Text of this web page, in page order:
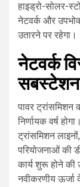
हाइड्रो-सोलर-
नेटवर्क और
उतारने पर रहेगा।
नेटवर्क
सबस्टेशन
पावर
निर्णायक वर्ष
ट्रांसमिशन
परियोजनाओं की
कार्य शुरू होने की
नवीकरणीय